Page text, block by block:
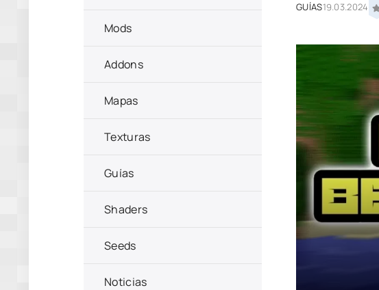
GUÍAS19.03.2024
Mods
Addons
Mapas
Texturas
Guías
Shaders
Seeds
Noticias